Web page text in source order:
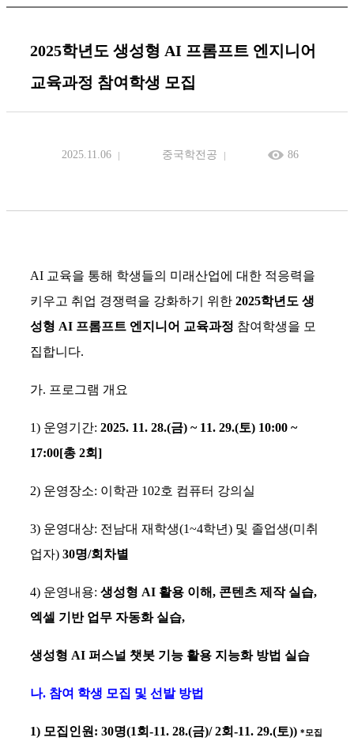
2025학년도 생성형 AI 프롬프트 엔지니어
교육과정 참여학생 모집
2025.11.06 중국학전공 86
AI 교육을 통해 학생들의 미래산업에 대한 적응력을
키우고 취업 경쟁력을 강화하기 위한 2025학년도 생
성형 AI 프롬프트 엔지니어 교육과정 참여학생을 모
집합니다.
가. 프로그램 개요
1) 운영기간: 2025. 11. 28.(금) ~ 11. 29.(토) 10:00 ~
17:00[총 2회]
2) 운영장소: 이학관 102호 컴퓨터 강의실
3) 운영대상: 전남대 재학생(1~4학년) 및 졸업생(미취
업자) 30명/회차별
4) 운영내용: 생성형 AI 활용 이해, 콘텐츠 제작 실습,
엑셀 기반 업무 자동화 실습,
생성형 AI 퍼스널 챗봇 기능 활용 지능화 방법 실습
나. 참여 학생 모집 및 선발 방법
1) 모집인원 : 30명(1회-11. 28.(금)/ 2회-11. 29.(토)) * 모집